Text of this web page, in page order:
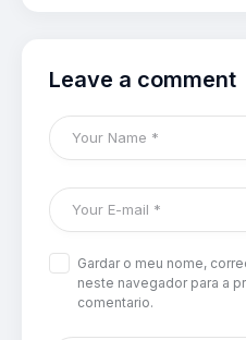
Leave a comment
Gardar o meu nome,
neste navegador para a
comentario.